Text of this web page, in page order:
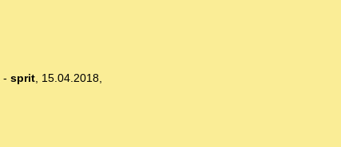
- sprit, 15.04.2018,